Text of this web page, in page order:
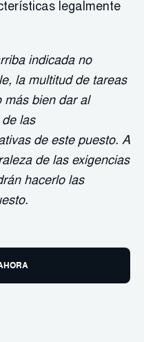
legalmente
indicada no
la multitud de tareas
más bien dar al
las
de este puesto. A
de las exigencias
hacerlo las